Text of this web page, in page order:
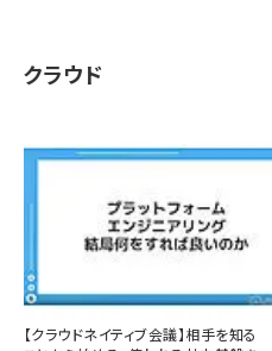
クラウド
【クラウドネイティブ会議】相手を知る